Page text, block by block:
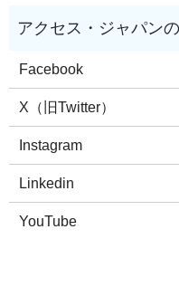
Facebook
X（旧Twitter）
Instagram
Linkedin
YouTube